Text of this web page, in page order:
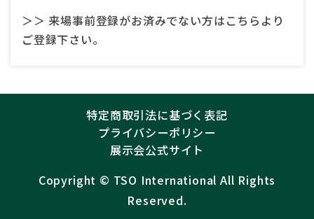
＞＞ 来場事前登録がお済みでない方はこちらより
ご登録下さい。
特定商取引法に基づく表記
プライバシーポリシー
展示会公式サイト
Copyright ©︎ TSO International All Rights
Reserved.